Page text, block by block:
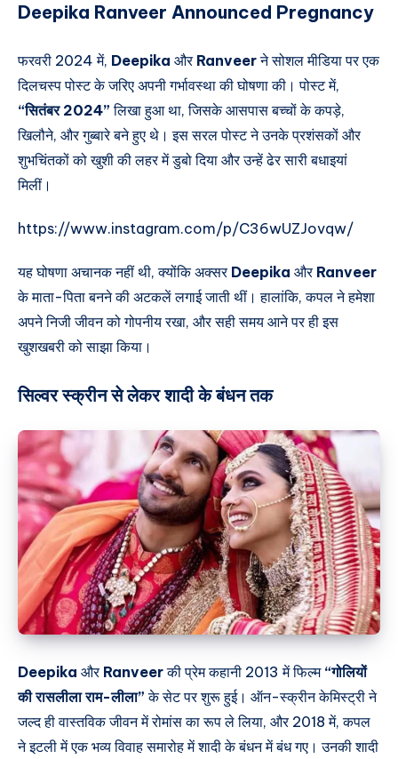
Deepika Ranveer Announced Pregnancy
फरवरी 2024 में, Deepika और Ranveerने सोशल मीडिया पर एक
दिलचस्प पोस्ट के जरिए अपनी गर्भावस्था की घोषणा की। पोस्ट में,
“सितंबर 2024” लिखा हुआ था, जिसके आसपास बच्चों के कपड़े,
खिलौने, और गुब्बारे बने हुए थे। इस सरल पोस्ट ने उनके प्रशंसकों और
शुभचिंतकों को खुशी की लहर में डुबो दिया और उन्हें ढेर सारी बधाइयां
मिलीं।
https://www.instagram.com/p/C36wUZJovqw/
यह घोषणा अचानक नहीं थी, क्योंकि अक्सर Deepika और Ranveer
के माता-पिता बनने की अटकलें लगाई जाती थीं। हालांकि, कपल ने हमेशा
अपने निजी जीवन को गोपनीय रखा, और सही समय आने पर ही इस
खुशखबरी को साझा किया।
सिल्वर स्क्रीन से लेकर शादी के बंधन तक
Deepika और Ranveerकी प्रेम कहानी 2013 में फिल्म “गोलियों
की रासलीला राम-लीला” के सेट पर शुरू हुई। ऑन-स्क्रीन केमिस्ट्री ने
जल्द ही वास्तविक जीवन में रोमांस का रूप ले लिया, और 2018 में, कपल
ने इटली में एक भव्य विवाह समारोह में शादी के बंधन में बंध गए। उनकी शादी